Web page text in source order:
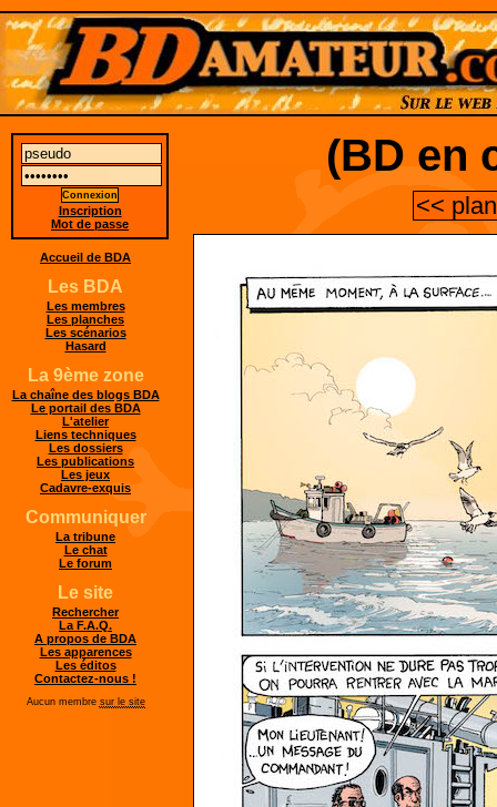
(BD en
<<
Inscription
Mot de passe
Accueil de BDA
Les BDA
Les membres
Les planches
Les scénarios
Hasard
La 9ème zone
La chaîne des blogs BDA
Le portail des BDA
L'atelier
Liens techniques
Les dossiers
Les publications
Les jeux
Cadavre-exquis
Communiquer
La tribune
Le chat
Le forum
Le site
Rechercher
La F.A.Q.
A propos de BDA
Les apparences
Les éditos
Contactez-nous !
Aucun membre sur le site